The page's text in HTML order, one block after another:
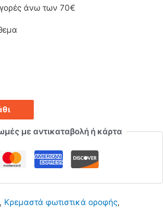
άνω των 70€
με αντικαταβολή ή κάρτα
, Κρεμαστά φωτιστικά οροφής,